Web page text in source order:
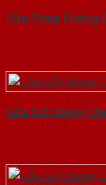
Cửa Thép Chống
Cửa Gỗ Chống